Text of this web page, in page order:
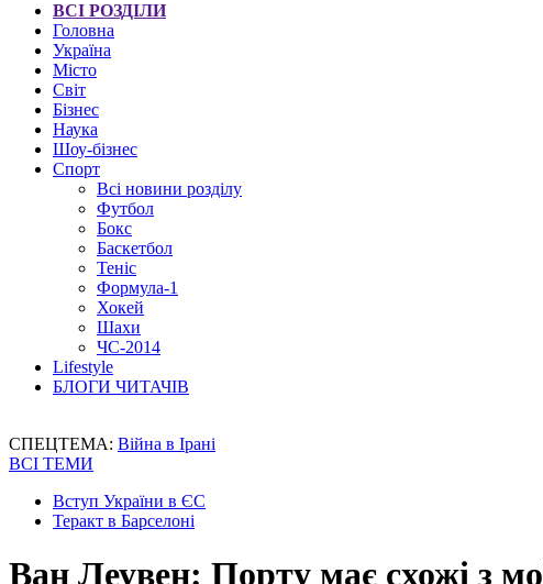
ВСІ РОЗДІЛИ
Головна
Україна
Місто
Світ
Бізнес
Наука
Шоу-бізнес
Спорт
Всі новини розділу
Футбол
Бокс
Баскетбол
Теніс
Формула-1
Хокей
Шахи
ЧС-2014
Lifestyle
БЛОГИ ЧИТАЧІВ
СПЕЦТЕМА: Війна в Ірані
ВСІ ТЕМИ
Вступ України в ЄС
Теракт в Барселоні
Ван Леувен: Порту має схожі з